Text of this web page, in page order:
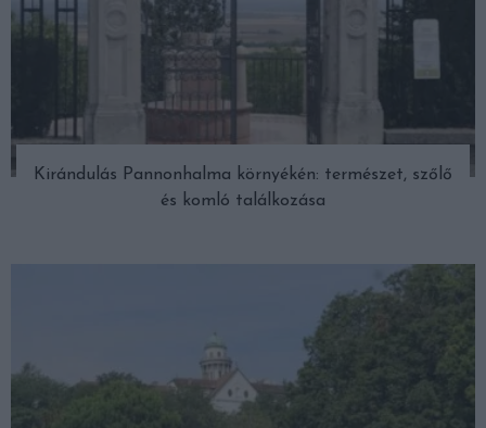
Kirándulás Pannonhalma környékén: természet, szőlő
és komló találkozása